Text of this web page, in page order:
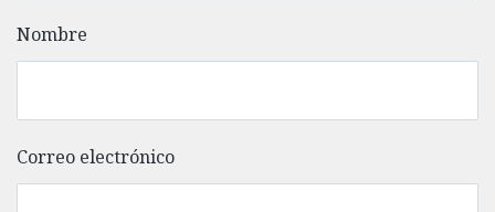
Nombre
Correo electrónico